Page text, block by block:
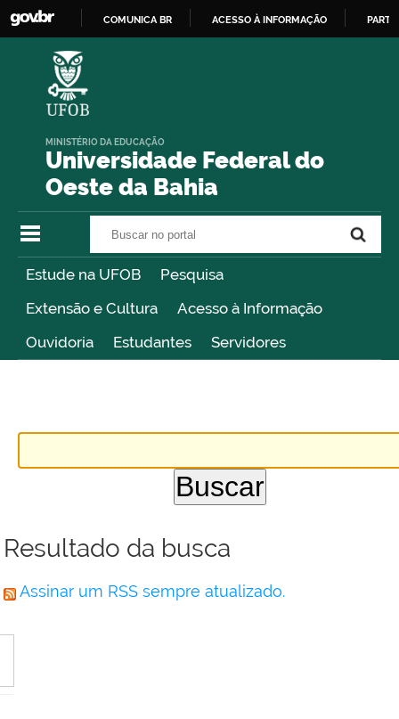
COMUNICA BR ACESSO À INFORMAÇÃO
Universidade Federal do
Oeste da Bahia
MINISTÉRIO DA EDUCAÇÃO
Estude na UFOB
Pesquisa
Extensão e Cultura
Acesso à Informação
Ouvidoria
Estudantes Servidores
Resultado da busca
Assinar um RSS sempre atualizado.